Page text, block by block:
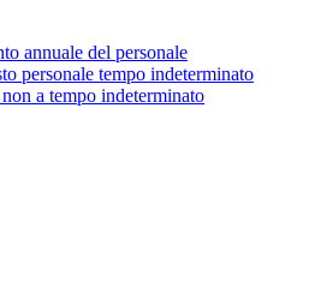
annuale del personale
personale tempo indeterminato
a tempo indeterminato